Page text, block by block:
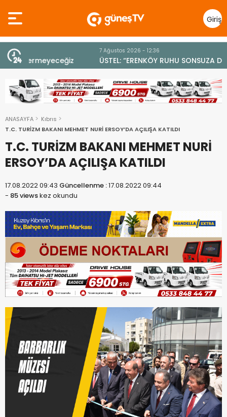
Giriş
Yap
ÜSTEL: “ERENKÖY RUHU SONSUZA DEK YAŞAYACAK”
ANASAYFA
Kıbrıs
T.C. TURİZM BAKANI MEHMET NURİ ERSOY’DA AÇILIŞA KATILDI
T.C. TURİZM BAKANI MEHMET NURİ
ERSOY’DA AÇILIŞA KATILDI
17.08.2022 09:43 Güncellenme :17.08.2022 09:44
- 85 viewskez okundu